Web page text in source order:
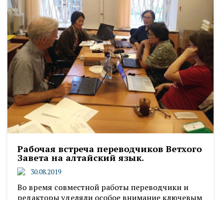
Рабочая встреча переводчиков Ветхого
Завета на алтайский язык.
30.08.2019
Во время совместной работы переводчики и
редакторы уделяли особое внимание ключевым